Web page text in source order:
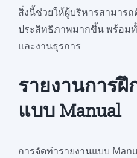
สิ่งนี้ช่วยให้ผู้บริหารสามาร
ประสิทธิภาพมากขึ้น พร้อม
และงานธุรการ
รายงานการฝึ
แบบ Manual
การจัดทำรายงานแบบ